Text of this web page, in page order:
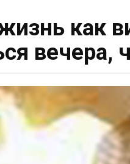
как
вечера,